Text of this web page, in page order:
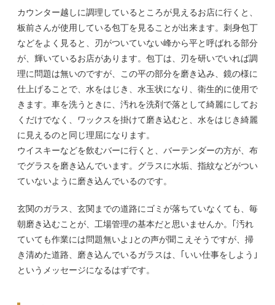
カウンター越しに調理しているところが見えるお店に行くと、
板前さんが使用している包丁を見ることが出来ます。刺身包丁
などをよく見ると、刃がついていない峰から平と呼ばれる部分
が、輝いているお店があります。包丁は、刃を研いでいれば調
理に問題は無いのですが、この平の部分を磨き込み、鏡の様に
仕上げることで、水をはじき、水玉状になり、衛生的に使用で
きます。車を洗うときに、汚れを洗剤で落として綺麗にしてお
くだけでなく、ワックスを掛けて磨き込むと、水をはじき綺麗
に見えるのと同じ理屈になります。
ウイスキーなどを飲むバーに行くと、バーテンダーの方が、布
でグラスを磨き込んでいます。グラスに水垢、指紋などがつい
ていないように磨き込んでいるのです。
玄関のガラス、玄関までの道路にゴミが落ちていなくても、毎
朝磨き込むことが、工場管理の基本だと思いませんか。｢汚れ
ていても作業には問題無いよ｣との声が聞こえそうですが、掃
き清めた道路、磨き込んでいるガラスは、｢いい仕事をしよう｣
というメッセージになるはずです。